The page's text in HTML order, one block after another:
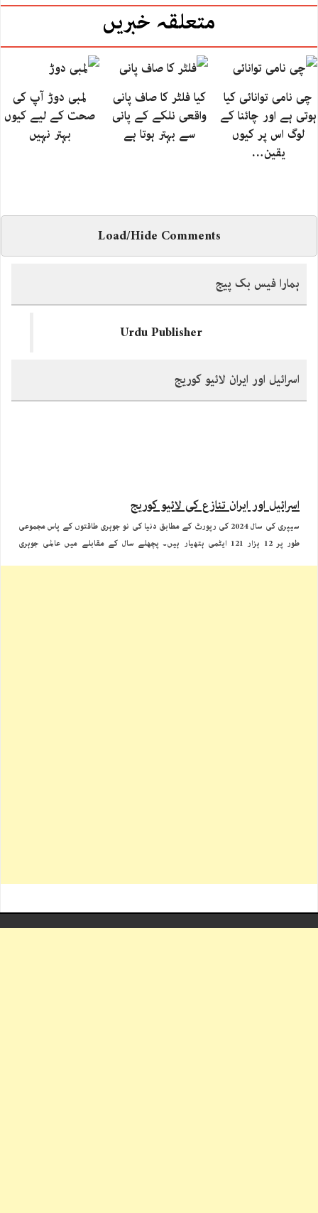
متعلقہ خبریں
چی نامی توانائی کیا
ہوتی ہے اور چائنا کے
لوگ اس پر کیوں
یقین…
کیا فلٹر کا صاف پانی
واقعی نلکے کے پانی
سے بہتر ہوتا ہے
لمبی دوڑ آپ کی
صحت کے لیے کیوں
بہتر نہیں
Load/Hide Comments
ہمارا فیس بک پیج
Urdu Publisher
اسرائیل اور ایران لائیو کوریج
اسرائیل اور ایران تنازع کی لائیو کوریج
سیپری کی سال 2024 کی رپورٹ کے مطابق دنیا کی نو جوہری طاقتوں کے پاس مجموعی
طور پر 12 ہزار 121 ایٹمی ہتھیار ہیں۔ پچھلے سال کے مقابلے میں عالمی جوہری